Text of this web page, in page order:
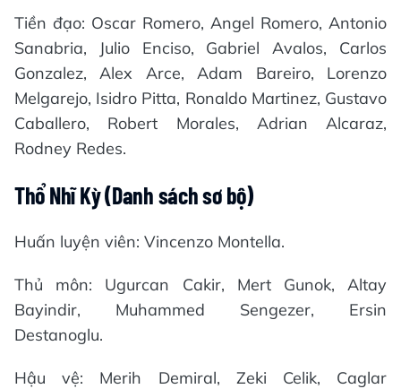
Tiền đạo: Oscar Romero, Angel Romero, Antonio
Sanabria, Julio Enciso, Gabriel Avalos, Carlos
Gonzalez, Alex Arce, Adam Bareiro, Lorenzo
Melgarejo, Isidro Pitta, Ronaldo Martinez, Gustavo
Caballero, Robert Morales, Adrian Alcaraz,
Rodney Redes.
Thổ Nhĩ Kỳ (Danh sách sơ bộ)
Huấn luyện viên: Vincenzo Montella.
Thủ môn: Ugurcan Cakir, Mert Gunok, Altay
Bayindir, Muhammed Sengezer, Ersin
Destanoglu.
Hậu vệ: Merih Demiral, Zeki Celik, Caglar